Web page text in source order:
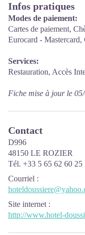
Infos pratiques
Modes de paiement:
Cartes de paiement,
Eurocard - Mastercard,
Services:
Restauration, Accès
Fiche mise à jour le
Contact
D996
48150 LE ROZIER
Tél. +33 5 65 62 60 25
Courriel :
Site internet :
http://www.hotel-